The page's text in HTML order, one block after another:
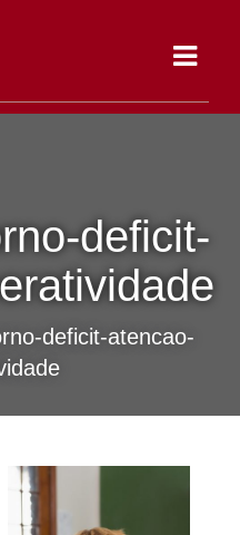
deficit-
deficit-atencao-